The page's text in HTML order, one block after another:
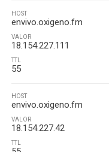
HOST
envivo.oxigeno.fm
VALOR
18.154.227.111
TTL
55
HOST
envivo.oxigeno.fm
VALOR
18.154.227.42
TTL